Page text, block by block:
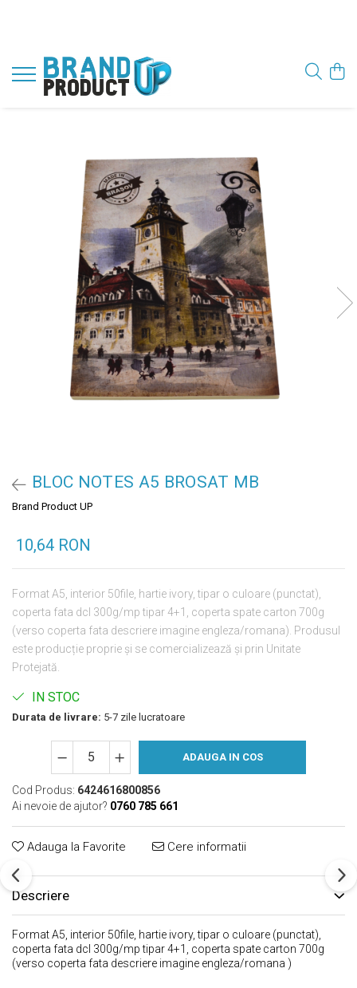
BLOC NOTES A5 BROSAT MB
Brand Product UP
10,64 RON
Format A5, interior 50file, hartie ivory, tipar o culoare (punctat),
coperta fata dcl 300g/mp tipar 4+1, coperta spate carton 700g
(verso coperta fata descriere imagine engleza/romana). Produsul
este producție proprie și se comercializează și prin Unitate
Protejată.
IN STOC
Durata de livrare: 5-7 zile lucratoare
ADAUGA IN COS
Cod Produs: 6424616800856
Ai nevoie de ajutor? 0760 785 661
Adauga la Favorite Cere informatii
Descriere
Format A5, interior 50file, hartie ivory, tipar o culoare (punctat),
coperta fata dcl 300g/mp tipar 4+1, coperta spate carton 700g
(verso coperta fata descriere imagine engleza/romana )